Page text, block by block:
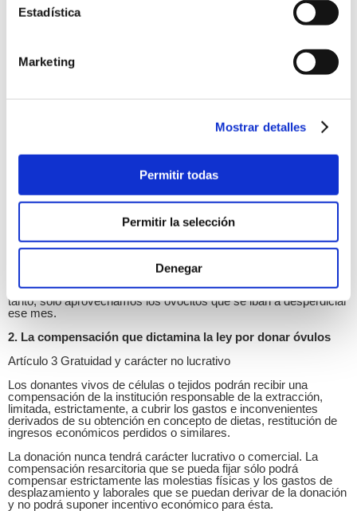
Estadística
Marketing
Mostrar detalles
Permitir todas
Permitir la selección
Denegar
3/2018, de Protección de Datos Personales y
garantía de los derechos digitales (LOPDGDD)” y
Cualquier imagen de persona que se pudiera mostrar
Preguntas Frecuentes
1. ¿Puede afectar a mi fertilidad posterior que realice un ciclo
de donación de óvulos?
No, la fertilidad no se ve afectada o afecta de ninguna forma las
posibilidades de tener hijos en un futuro y por lo tanto tampoco
afecta a la fertilidad por realizar un ciclo de estimulación ovárica,
es decir, que las donantes tendrán las mismas opciones de
quedarse embarazadas en un futuro, ya que los óvulos que
extraemos, se pierden independientemente en cada ciclo, por lo
tanto, sólo aprovechamos los ovocitos que se iban a desperdiciar
ese mes.
2. La compensación que dictamina la ley por donar óvulos
Artículo 3 Gratuidad y carácter no lucrativo
Los donantes vivos de células o tejidos podrán recibir una
compensación de la institución responsable de la extracción,
limitada, estrictamente, a cubrir los gastos e inconvenientes
derivados de su obtención en concepto de dietas, restitución de
ingresos económicos perdidos o similares.
La donación nunca tendrá carácter lucrativo o comercial. La
compensación resarcitoria que se pueda fijar sólo podrá
compensar estrictamente las molestias físicas y los gastos de
desplazamiento y laborales que se puedan derivar de la donación
y no podrá suponer incentivo económico para ésta.